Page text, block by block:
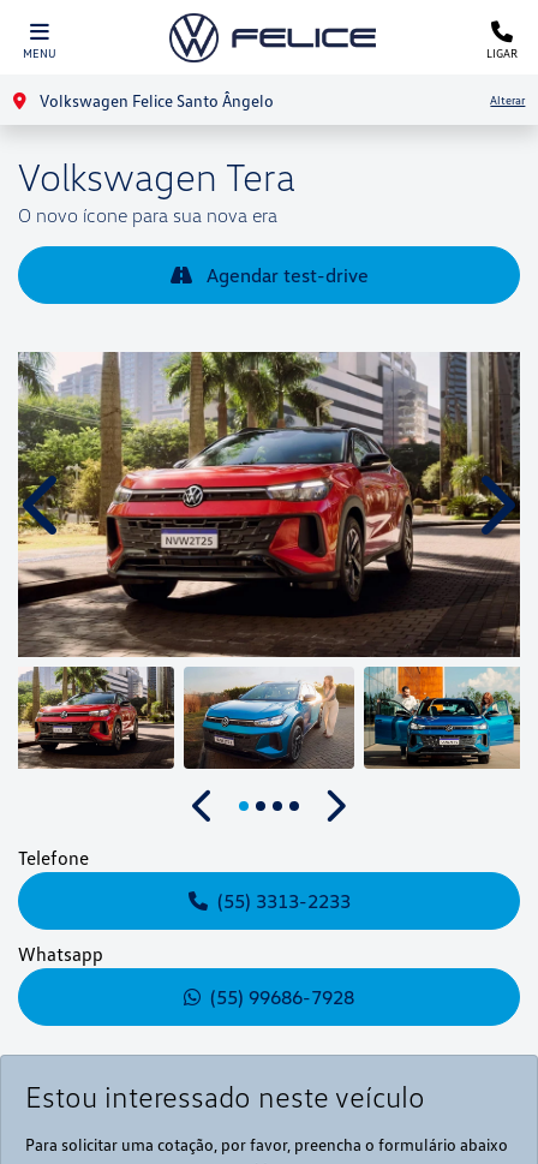
MENU LIGAR
Volkswagen Felice Santo Ângelo Alterar
Volkswagen Tera
O novo ícone para sua nova era
Agendar test-drive
Estou interessado neste veículo
Para solicitar uma cotação, por favor, preencha o formulário abaixo
Anterior
Anterior
Próximo
Telefone
(55) 3313-2233
Whatsapp
(55) 99686-7928